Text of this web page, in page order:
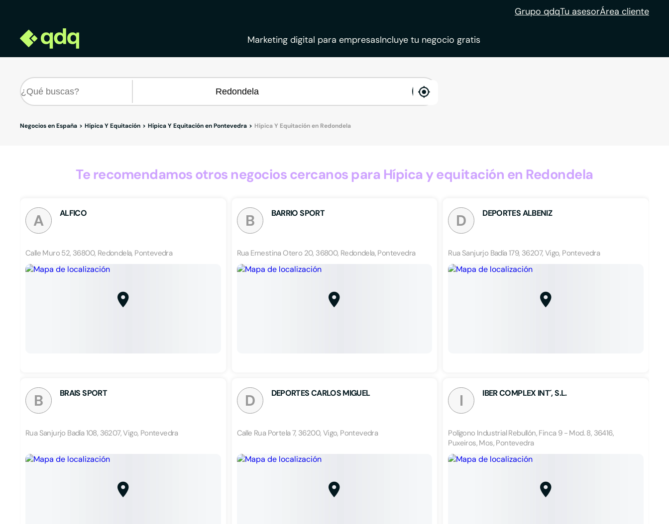
Grupo qdqTu asesorÁrea cliente
Marketing digital para empresasIncluye tu negocio gratis
enable
Negocios en España Hípica Y Equitación Hípica Y Equitación en Pontevedra Hípica Y Equitación en Redondela
Te recomendamos otros negocios cercanos para Hípica y equitación en Redondela
A ALFICO
Calle Muro 52, 36800, Redondela, Pontevedra
B BARRIO SPORT
Rua Ernestina Otero 20, 36800, Redondela, Pontevedra
D DEPORTES ALBENIZ
Rua Sanjurjo Badía 179, 36207, Vigo, Pontevedra
B BRAIS SPORT
Rua Sanjurjo Badía 108, 36207, Vigo, Pontevedra
D DEPORTES CARLOS MIGUEL
Calle Rua Portela 7, 36200, Vigo, Pontevedra
I IBER COMPLEX INT´, S.L.
Polígono Industrial Rebullón, Finca 9 - Mod. 8, 36416,
Puxeiros, Mos, Pontevedra